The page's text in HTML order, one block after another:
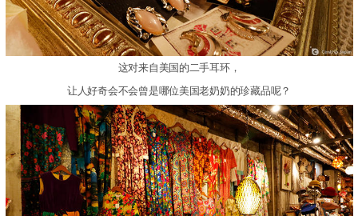
这对来自美国的二手耳环，
让人好奇会不会曾是哪位美国老奶奶的珍藏品呢？